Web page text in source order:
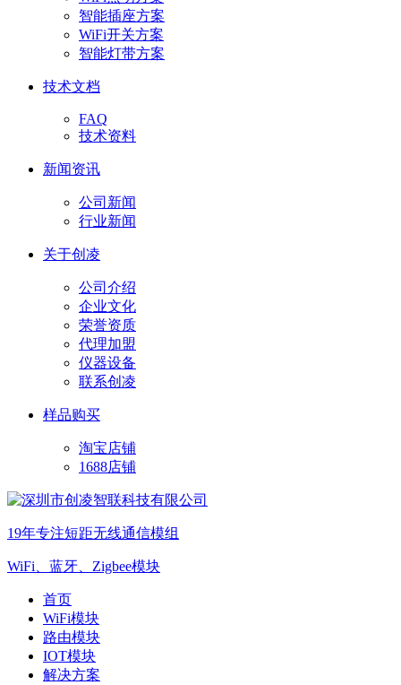
智能插座方案
WiFi开关方案
智能灯带方案
技术文档
FAQ
技术资料
新闻资讯
公司新闻
行业新闻
关于创凌
公司介绍
企业文化
荣誉资质
代理加盟
仪器设备
联系创凌
样品购买
淘宝店铺
1688店铺
19年专注短距无线通信模组
WiFi、蓝牙、Zigbee模块
首页
WiFi模块
路由模块
IOT模块
解决方案